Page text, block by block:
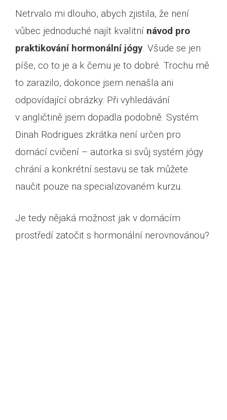
Netrvalo mi dlouho, abych zjistila, že není
vůbec jednoduché najít kvalitní návod pro
praktikování hormonální jógy. Všude se jen
píše, co to je a k čemu je to dobré. Trochu mě
to zarazilo, dokonce jsem nenašla ani
odpovídající obrázky. Při vyhledávání
v angličtině jsem dopadla podobně. Systém
Dinah Rodrigues zkrátka není určen pro
domácí cvičení – autorka si svůj systém jógy
chrání a konkrétní sestavu se tak můžete
naučit pouze na specializovaném kurzu.
Je tedy nějaká možnost jak v domácím
prostředí zatočit s hormonální nerovnovánou?